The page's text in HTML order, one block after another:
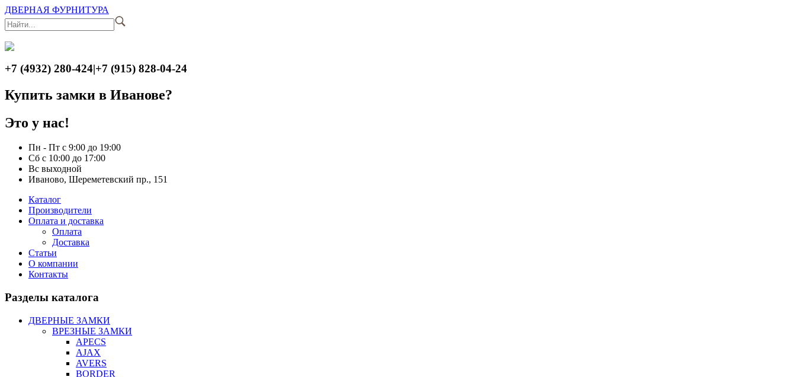
ДВЕРНАЯ ФУРНИТУРА
+7 (4932) 280-424|+7 (915) 828-04-24
Купить замки в Иванове?
Это у нас!
Пн - Пт с 9:00 до 19:00
Сб с 10:00 до 17:00
Вс выходной
Иваново, Шереметевский пр., 151
Каталог
Производители
Оплата и доставка
Оплата
Доставка
Статьи
О компании
Контакты
Разделы каталога
ДВЕРНЫЕ ЗАМКИ
ВРЕЗНЫЕ ЗАМКИ
APECS
AJAX
AVERS
BORDER